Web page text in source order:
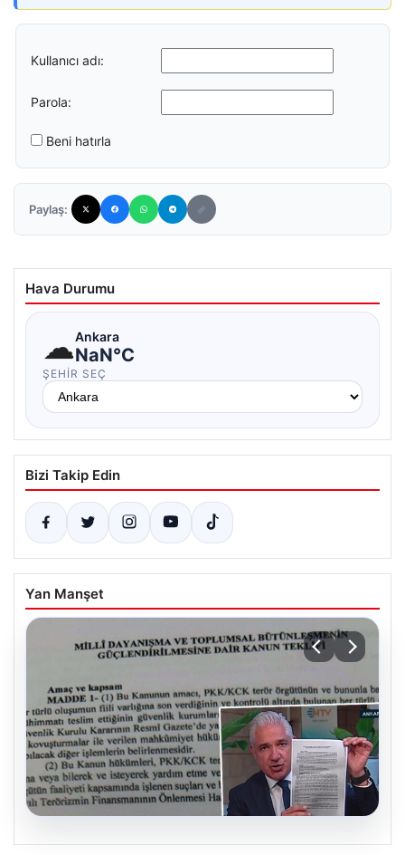
Kullanıcı adı:
Parola:
Beni hatırla
Paylaş:
Hava Durumu
☁Ankara
NaN°C
ŞEHIR SEÇ
Bizi Takip Edin
Yan Manşet
05.08.2026